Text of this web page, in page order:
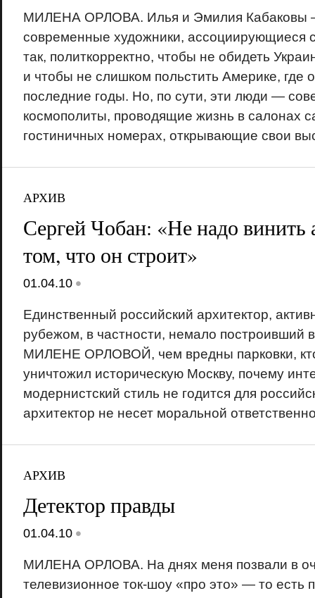
МИЛЕНА ОРЛОВА. Илья и Эмилия Кабаковы
современные художники, ассоциирующиеся
так, политкорректно, чтобы не обидеть
и чтобы не слишком польстить Америке, где
последние годы. Но, по сути, эти люди —
космополиты, проводящие жизнь в салонах
гостиничных номерах, открывающие свои
АРХИВ
Сергей Чобан: «Не надо винить
том, что он строит»
01.04.10 •
Единственный российский архитектор,
рубежом, в частности, немало построивший
МИЛЕНЕ ОРЛОВОЙ, чем вредны парковки,
уничтожил историческую Москву, почему
модернистский стиль не годится для
архитектор не несет моральной
АРХИВ
Детектор правды
01.04.10 •
МИЛЕНА ОРЛОВА. На днях меня позвали в
телевизионное ток-шоу «про это» — то есть